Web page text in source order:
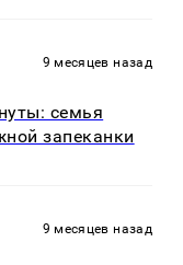
9 месяцев назад
семья
запеканки
9 месяцев назад